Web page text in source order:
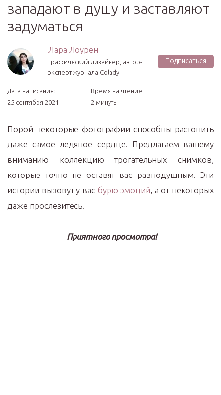
западают в душу и заставляют
задуматься
Лара Лоурен
Графический дизайнер, автор-
эксперт журнала Colady
Подписаться
Дата написания:
25 сентября 2021
Время на чтение:
2 минуты
Порой некоторые фотографии способны растопить
даже самое ледяное сердце. Предлагаем вашему
вниманию коллекцию трогательных снимков,
которые точно не оставят вас равнодушным. Эти
истории вызовут у вас бурю эмоций, а от некоторых
даже прослезитесь.
Приятного просмотра!